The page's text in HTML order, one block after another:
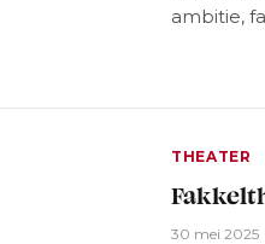
ambitie,
THEATER
30 mei 2025